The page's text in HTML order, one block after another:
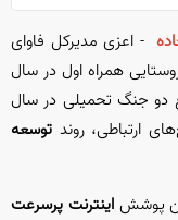
- اعزی مدیرکل فاوای
شهری و روستایی همراه اول در سال
دو جنگ تحمیلی در سال
توسعه
اینترنت پرسرعت